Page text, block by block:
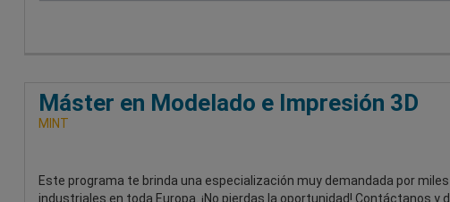
Máster en Modelado e Impresión 3D
MINT
Este programa te brinda una especialización muy demandada por
industriales en toda Europa. ¡No pierdas la oportunidad! Contáctanos y